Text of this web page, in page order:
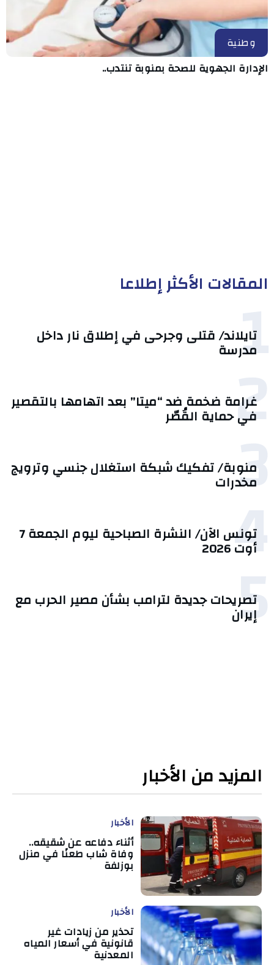
وطنية
الإدارة الجهوية للصحة بمنوبة تنتدب..
المقالات الأكثر إطلاعا
1
تايلاند/ قتلى وجرحى في إطلاق نار داخل
مدرسة
2
غرامة ضخمة ضد “ميتا” بعد اتهامها بالتقصير
في حماية القُصّر
3
منوبة/ تفكيك شبكة استغلال جنسي وترويج
مخدرات
4 تونس الآن/ النشرة الصباحية ليوم الجمعة 7
أوت 2026
5
تصريحات جديدة لترامب بشأن مصير الحرب مع
إيران
المزيد من الأخبار
الأخبار
أثناء دفاعه عن شقيقه..
وفاة شاب طعنًا في منزل
بوزلفة
الأخبار
تحذير من زيادات غير
قانونية في أسعار المياه
المعدنية